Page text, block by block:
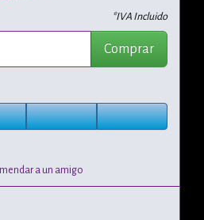
*IVA Incluido
Comprar
a un amigo